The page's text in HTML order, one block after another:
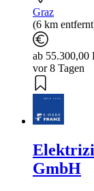
Graz
(6 km
ab 55.300,00
vor 8 Tagen
GmbH